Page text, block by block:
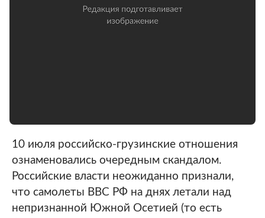
10 июля российско-грузинские отношения
ознаменовались очередным скандалом.
Российские власти неожиданно признали,
что самолеты ВВС РФ на днях летали над
непризнанной Южной Осетией (то есть